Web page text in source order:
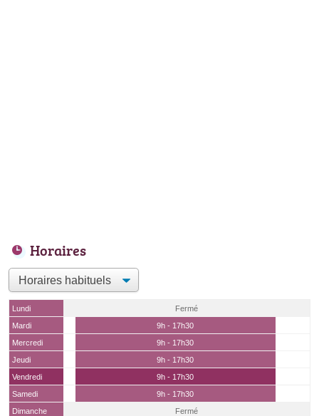
Horaires
Lundi
Fermé
Mardi
9h - 17h30
Mercredi
9h - 17h30
Jeudi
9h - 17h30
Vendredi
9h - 17h30
Samedi
9h - 17h30
Dimanche
Fermé